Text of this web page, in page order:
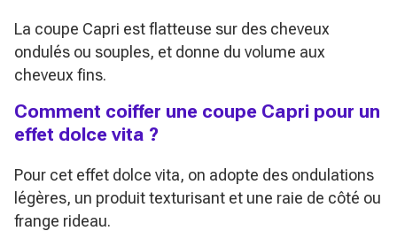
La coupe Capri est flatteuse sur des cheveux
ondulés ou souples, et donne du volume aux
cheveux fins.
Comment coiffer une coupe Capri pour un
effet dolce vita ?
Pour cet effet dolce vita, on adopte des ondulations
légères, un produit texturisant et une raie de côté ou
frange rideau.